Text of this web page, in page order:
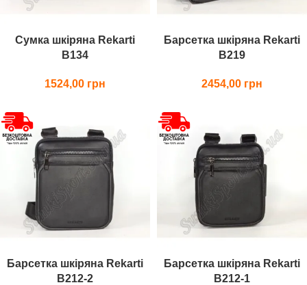
Сумка шкіряна Rekarti
В134
1524,00
Барсетка шкіряна Rekarti
В219
2454,00
Барсетка шкіряна Rekarti
В212-2
Барсетка шкіряна Rekarti
В212-1